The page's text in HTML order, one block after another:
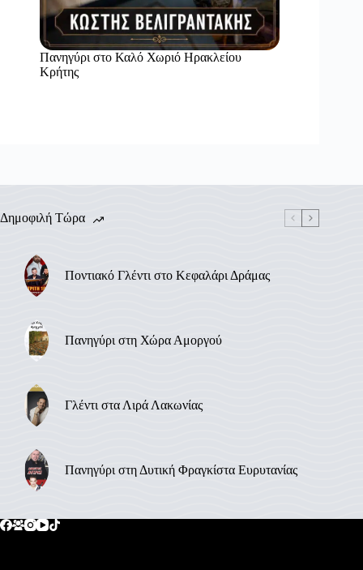
Πανηγύρι στο Καλό Χωριό Ηρακλείου
Κρήτης
Δημοφιλή Τώρα
Ποντιακό Γλέντι στο Κεφαλάρι Δράμας
Πανηγύρι στη Χώρα Αμοργού
Γλέντι στα Λιρά Λακωνίας
Πανηγύρι στη Δυτική Φραγκίστα Ευρυτανίας